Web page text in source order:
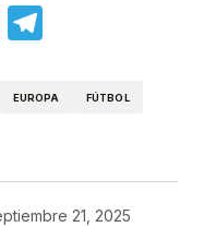
LinkedIn
EUROPA FÚTBOL
21, 2025